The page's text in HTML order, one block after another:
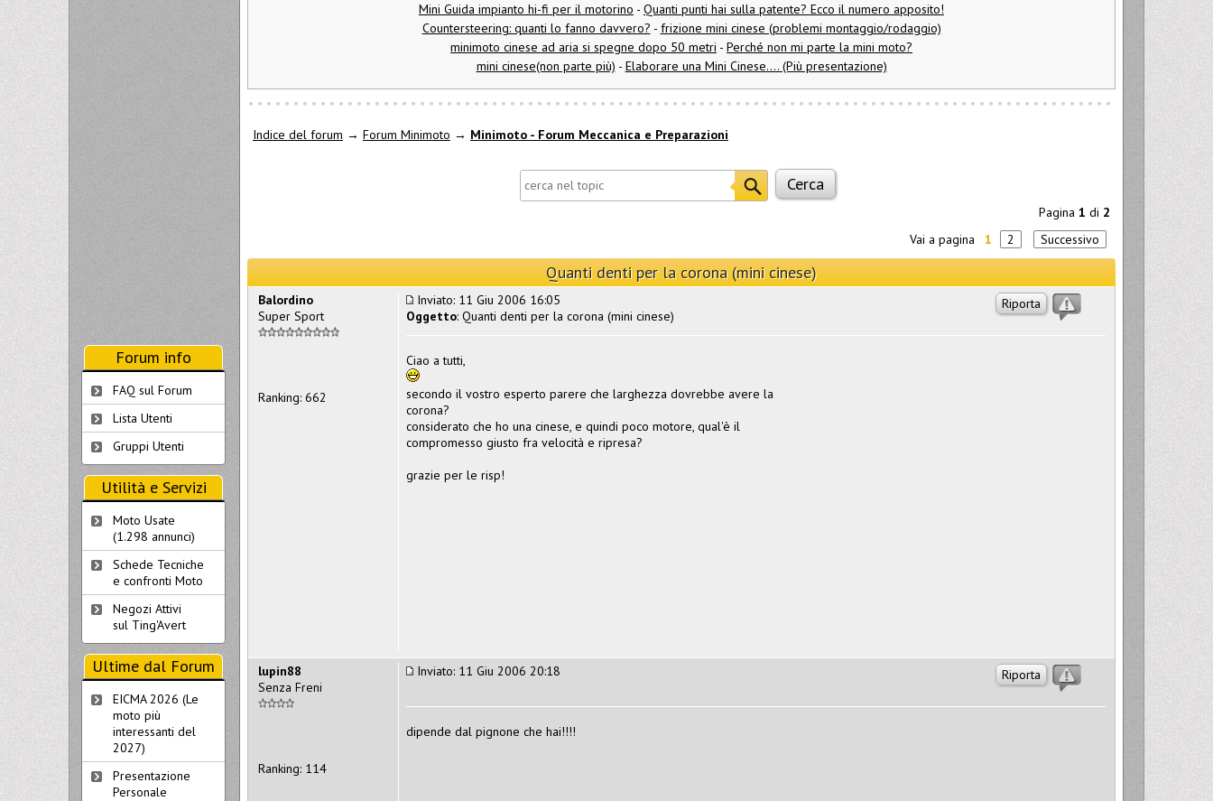
Mini Guida impianto hi-fi per il motorino - Quanti punti hai sulla patente? Ecco il numero apposito!
Countersteering: quanti lo fanno davvero? - frizione mini cinese (problemi montaggio/rodaggio)
minimoto cinese ad aria si spegne dopo 50 metri - Perché non mi parte la mini moto?
mini cinese(non parte più) - Elaborare una Mini Cinese.... (Più presentazione)
Indice del forum → Forum Minimoto → Minimoto - Forum Meccanica e Preparazioni
Pagina 1 di 2
Vai a pagina
1 2 Successivo
Quanti denti per la corona (mini cinese)
Riporta
Inviato: 11 Giu 2006 16:05
Oggetto: Quanti denti per la corona (mini cinese)
Ciao a tutti,
secondo il vostro esperto parere che larghezza dovrebbe avere la
corona?
considerato che ho una cinese, e quindi poco motore, qual'è il
compromesso giusto fra velocità e ripresa?
grazie per le risp!
Balordino
Super Sport
Ranking: 662
Riporta
Inviato: 11 Giu 2006 20:18
dipende dal pignone che hai!!!!
lupin88
Senza Freni
Ranking: 114
Forum info
FAQ sul Forum
Lista Utenti
Gruppi Utenti
Utilità e Servizi
Moto Usate
(1.298 annunci)
Schede Tecniche
e confronti Moto
Negozi Attivi
sul Ting'Avert
Ultime dal Forum
EICMA 2026 (Le
moto più
interessanti del
2027)
Presentazione
Personale